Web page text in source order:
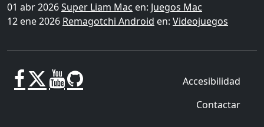
01 abr 2026Super Liam Mac en: Juegos Mac
12 ene 2026 Remagotchi Android en: Videojuegos
Accesibilidad
Contactar